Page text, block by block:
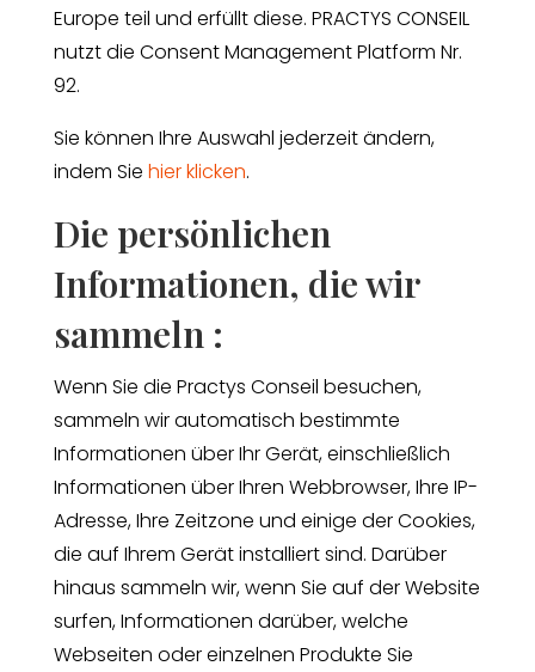
Europe teil und erfüllt diese. PRACTYS CONSEIL
nutzt die Consent Management Platform Nr.
92.
Sie können Ihre Auswahl jederzeit ändern,
indem Sie hier klicken.
Die persönlichen
Informationen, die wir
sammeln :
Wenn Sie die Practys Conseil besuchen,
sammeln wir automatisch bestimmte
Informationen über Ihr Gerät, einschließlich
Informationen über Ihren Webbrowser, Ihre IP-
Adresse, Ihre Zeitzone und einige der Cookies,
die auf Ihrem Gerät installiert sind. Darüber
hinaus sammeln wir, wenn Sie auf der Website
surfen, Informationen darüber, welche
Webseiten oder einzelnen Produkte Sie